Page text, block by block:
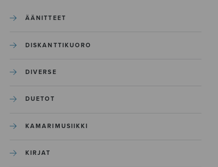
ÄÄNITTEET
DISKANTTIKUORO
DIVERSE
DUETOT
KAMARIMUSIIKKI
KIRJAT